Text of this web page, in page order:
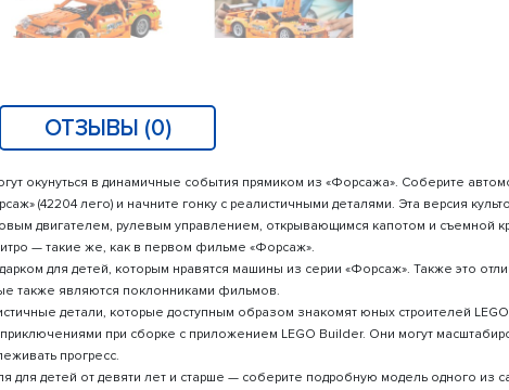
ОТЗЫВЫ (0)
окунуться в динамичные события прямиком из «Форсажа». Соберите
(42204 лего) и начните гонку с реалистичными деталями. Эта версия
двигателем, рулевым управлением, открывающимся капотом и съемной
— такие же, как в первом фильме «Форсаж».
для детей, которым нравятся машины из серии «Форсаж». Также это
также являются поклонниками фильмов.
детали, которые доступным образом знакомят юных строителей
при сборке с приложением LEGO Builder. Они могут
прогресс.
для детей от девяти лет и старше — соберите подробную модель одного из